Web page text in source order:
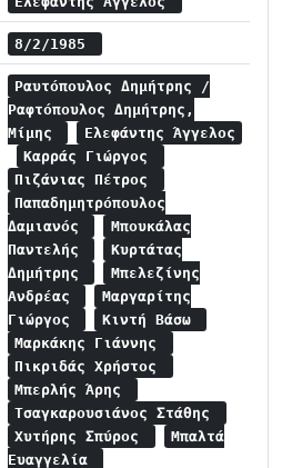
8/2/1985
Ραυτόπουλος Δημήτρης /
Ραφτόπουλος Δημήτρης,
Μίμης
Ελεφάντης Άγγελος
Καρράς Γιώργος
Πιζάνιας Πέτρος
Παπαδημητρόπουλος
Δαμιανός
Μπουκάλας
Παντελής
Κυρτάτας
Δημήτρης
Μπελεζίνης
Ανδρέας
Μαργαρίτης
Γιώργος
Κιντή Βάσω
Μαρκάκης Γιάννης
Πικριδάς Χρήστος
Μπερλής Άρης
Τσαγκαρουσιάνος Στάθης
Χυτήρης Σπύρος
Μπαλτά
Ευαγγελία